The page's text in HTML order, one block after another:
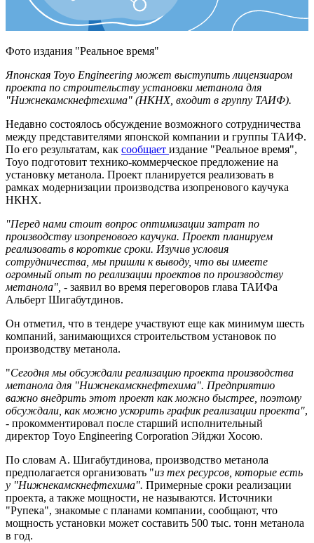
Фото издания "Реальное время"
Японская Toyo Engineering может выступить лицензиаром
проекта по строительству установки метанола для
"Нижнекамскнефтехима" (НКНХ, входит в группу ТАИФ).
Недавно состоялось обсуждение возможного сотрудничества
между представителями японской компании и группы ТАИФ.
По его результатам, как сообщает издание "Реальное время",
Toyo подготовит технико-коммерческое предложение на
установку метанола. Проект планируется реализовать в
рамках модернизации производства изопренового каучука
НКНХ.
"Перед нами стоит вопрос оптимизации затрат по
производству изопренового каучука. Проект планируем
реализовать в короткие сроки. Изучив условия
сотрудничества, мы пришли к выводу, что вы имеете
огромный опыт по реализации проектов по производству
метанола", - заявил во время переговоров глава ТАИФа
Альберт Шигабутдинов.
Он отметил, что в тендере участвуют еще как минимум шесть
компаний, занимающихся строительством установок по
производству метанола.
"Сегодня мы обсуждали реализацию проекта производства
метанола для "Нижнекамскнефтехима". Предприятию
важно внедрить этот проект как можно быстрее, поэтому
обсуждали, как можно ускорить график реализации проекта",
- прокомментировал после старший исполнительный
директор Toyo Engineering Corporation Эйджи Хосою.
По словам А. Шигабутдинова, производство метанола
предполагается организовать "из тех ресурсов, которые есть
у "Нижнекамскнефтехима". Примерные сроки реализации
проекта, а также мощности, не называются. Источники
"Рупека", знакомые с планами компании, сообщают, что
мощность установки может составить 500 тыс. тонн метанола
в год.